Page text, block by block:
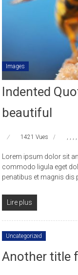
Images
Indented
beautiful
1421 Vues , , , ,
Lorem ipsum dolor sit
commodo ligula eget
penatibus et magnis dis
Lire plus
Uncategorized
Another title